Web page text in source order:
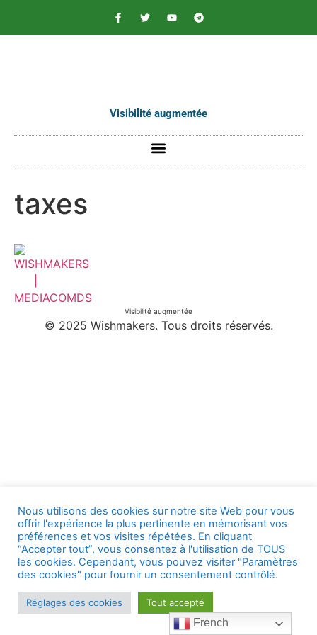
Visibilité augmentée
taxes
Visibilité augmentée
© 2025 Wishmakers. Tous droits réservés.
Nous utilisons des cookies sur notre site Web pour vous
offrir l'expérience la plus pertinente en mémorisant vos
préférences et vos visites répétées. En cliquant
“Accepter tout”, vous consentez à l'utilisation de TOUS
les cookies. Cependant, vous pouvez visiter "Paramètres
des cookies" pour fournir un consentement contrôlé.
Réglages des cookies Tout accepté
French